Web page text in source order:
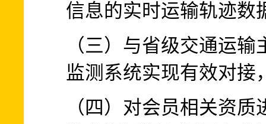
信息的实时运输轨迹数
（三）与省级交通运
监测系统实现有效对接
（四）对会员相关资